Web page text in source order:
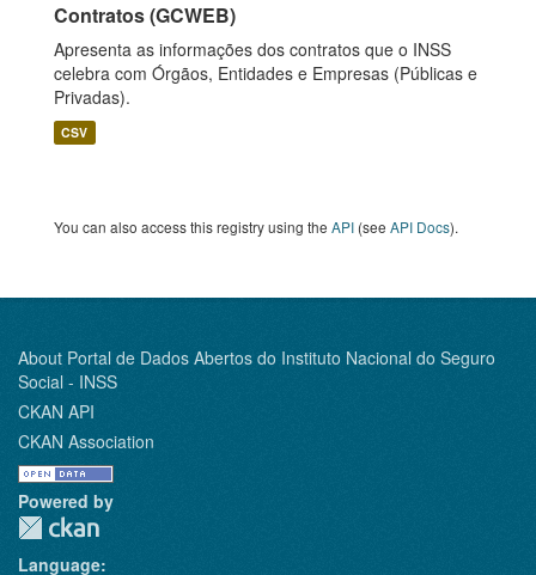
Contratos (GCWEB)
Apresenta as informações dos contratos que o INSS
celebra com Órgãos, Entidades e Empresas (Públicas e
Privadas).
CSV
You can also access this registry using the API (see API Docs).
About Portal de Dados Abertos do Instituto Nacional do Seguro
Social - INSS
CKAN API
CKAN Association
Powered by
Language